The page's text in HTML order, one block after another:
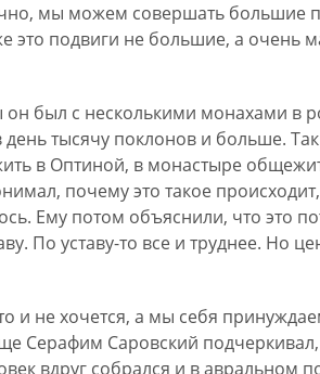
мы можем совершать большие
это подвиги не большие, а очень
был с несколькими монахами в
день тысячу поклонов и больше.
в Оптиной, в монастыре
почему это такое
Ему потом объяснили, что это
По уставу-то все и труднее. Но
и не хочется, а мы себя
Серафим Саровский
вдруг собрался и в авральном